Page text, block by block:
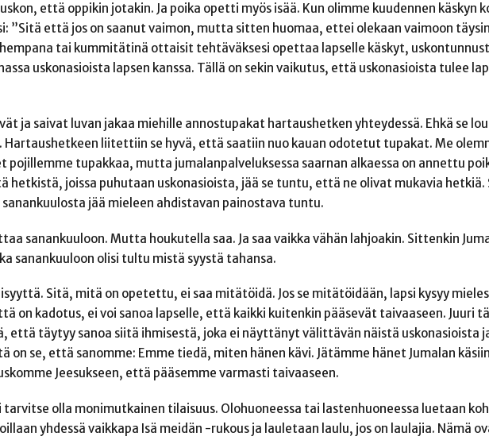
että oppikin jotakin. Ja poika opetti myös isää. Kun olimme kuudennen käskyn
”Sitä että jos on saanut vaimon, mutta sitten huomaa, ettei olekaan vaimoon
tai kummitätinä ottaisit tehtäväksesi opettaa lapselle käskyt,
uskonasioista lapsen kanssa. Tällä on sekin vaikutus, että uskonasioista tulee
ja saivat luvan jakaa miehille annostupakat hartaushetken yhteydessä. Ehkä se
liitettiin se hyvä, että saatiin nuo kauan odotetut tupakat. Me
pojillemme tupakkaa, mutta jumalanpalveluksessa saarnan alkaessa on annettu
hetkistä, joissa puhutaan uskonasioista, jää se tuntu, että ne olivat mukavia hetkiä.
jää mieleen ahdistavan painostava tuntu.
sanankuuloon. Mutta houkutella saa. Ja saa vaikka vähän lahjoakin. Sittenkin
sanankuuloon olisi tultu mistä syystä tahansa.
Sitä, mitä on opetettu, ei saa mitätöidä. Jos se mitätöidään, lapsi kysyy
on kadotus, ei voi sanoa lapselle, että kaikki kuitenkin pääsevät taivaaseen. Juuri
että täytyy sanoa siitä ihmisestä, joka ei näyttänyt välittävän näistä uskonasioista
on se, että sanomme: Emme tiedä, miten hänen kävi. Jätämme hänet Jumalan
Jeesukseen, että pääsemme varmasti taivaaseen.
tarvitse olla monimutkainen tilaisuus. Olohuoneessa tai lastenhuoneessa luetaan
yhdessä vaikkapa Isä meidän -rukous ja lauletaan laulu, jos on laulajia. Nämä